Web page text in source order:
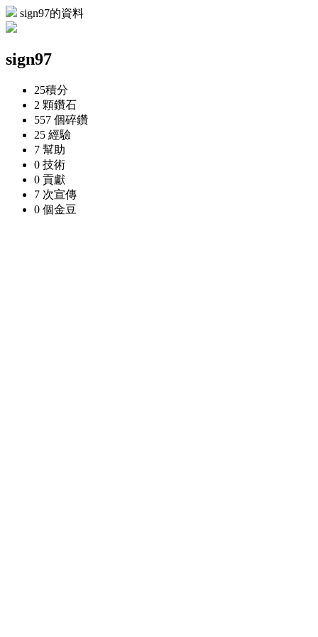
sign97的資料
sign97
25積分
2 顆鑽石
557 個碎鑽
25 經驗
7 幫助
0 技術
0 貢獻
7 次宣傳
0 個金豆